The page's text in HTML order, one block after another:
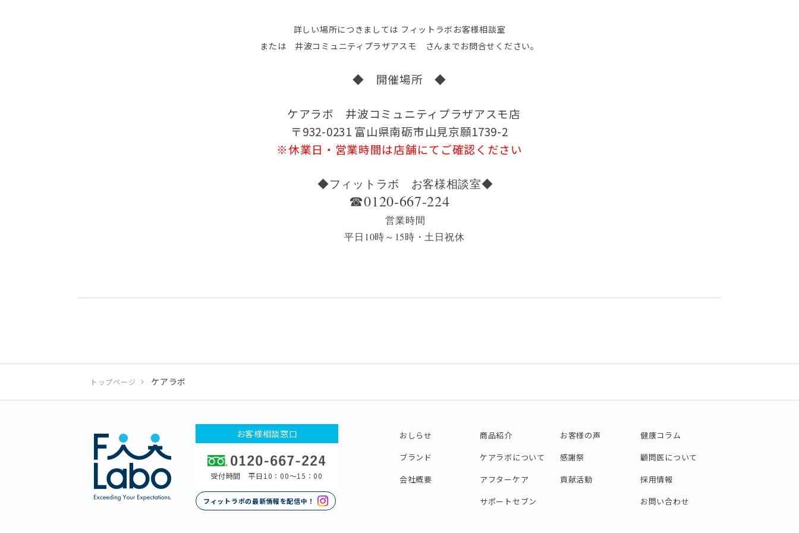
詳しい場所につきましては フィットラボお客様相談室
または 井波コミュニティプラザアスモ さんまでお問合せください。
◆ 開催場所 ◆
ケアラボ 井波コミュニティプラザアスモ店
〒932-0231 富山県南砺市山見京願1739-2
※休業日・営業時間は店舗にてご確認ください
◆フィットラボ お客様相談室◆
☎0120-667-224
営業時間
平日10時～15時・土日祝休
トップページ ケアラボ
お客様相談窓口
受付時間 平日10：00〜15：00
フィットラボの最新情報を配信中！
おしらせ
ブランド
会社概要
商品紹介
ケアラボについて
アフターケア
サポートセブン
お客様の声
感謝祭
貢献活動
健康コラム
顧問医について
採用情報
お問い合わせ